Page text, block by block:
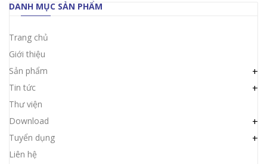
DANH MỤC SẢN PHẨM
Trang chủ
Giới thiệu
Sản phẩm
+
Tin tức +
Thư viện
Download
+
Tuyển dụng +
Liên hệ